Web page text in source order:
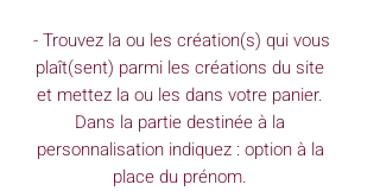
- Trouvez la ou les création(s) qui vous
plaît(sent) parmi les créations du site
et mettez la ou les dans votre panier.
Dans la partie destinée à la
personnalisation indiquez : option à la
place du prénom.